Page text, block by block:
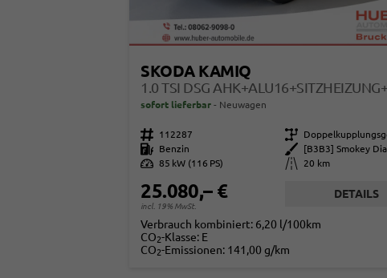
SKODA KAMIQ
sofort lieferbar Neuwagen
Fahrzeugnr. 112287 Getriebe
Kraftstoff
Benzin Außenfarbe
Leistung 85 kW (116 PS) Kilometerstand 20 km
25.080,– €
incl. 19% MwSt.
DETAILS
Verbrauch kombiniert: 6,20 l/100km
CO2-Klasse: E
CO2-Emissionen: 141,00 g/km